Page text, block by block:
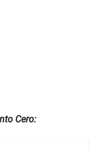
Cero: